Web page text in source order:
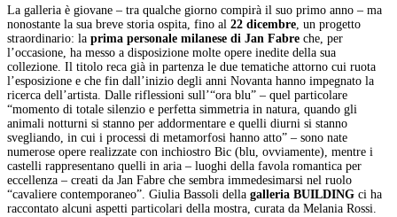
La galleria è giovane – tra qualche giorno compirà il suo primo anno – ma
nonostante la sua breve storia ospita, fino al 22 dicembre, un progetto
straordinario: la prima personale milanese di Jan Fabre che, per
l’occasione, ha messo a disposizione molte opere inedite della sua
collezione. Il titolo reca già in partenza le due tematiche attorno cui ruota
l’esposizione e che fin dall’inizio degli anni Novanta hanno impegnato la
ricerca dell’artista. Dalle riflessioni sull’“ora blu” – quel particolare
“momento di totale silenzio e perfetta simmetria in natura, quando gli
animali notturni si stanno per addormentare e quelli diurni si stanno
svegliando, in cui i processi di metamorfosi hanno atto” – sono nate
numerose opere realizzate con inchiostro Bic (blu, ovviamente), mentre i
castelli rappresentano quelli in aria – luoghi della favola romantica per
eccellenza – creati da Jan Fabre che sembra immedesimarsi nel ruolo
“cavaliere contemporaneo”. Giulia Bassoli della galleria BUILDING ci ha
raccontato alcuni aspetti particolari della mostra, curata da Melania Rossi.